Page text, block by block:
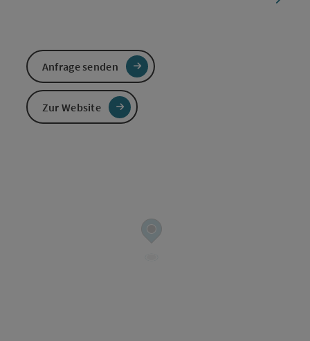
Anfrage senden
Zur Website